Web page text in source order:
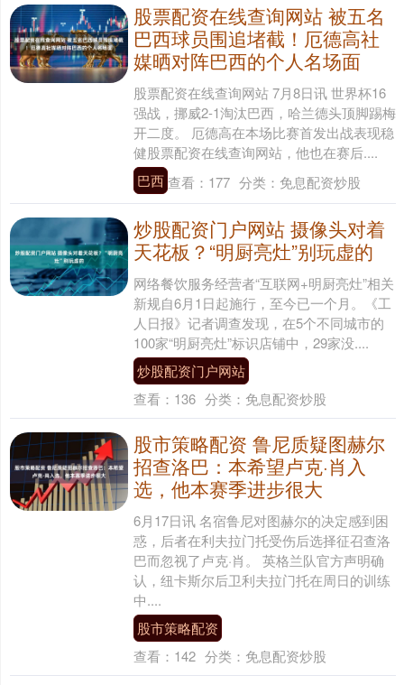
股票配资在线查询网站 被五名
巴西球员围追堵截！厄德高社
媒晒对阵巴西的个人名场面
股票配资在线查询网站 7月8日讯 世界杯16
强战，挪威2-1淘汰巴西，哈兰德头顶脚踢梅
开二度。 厄德高在本场比赛首发出战表现稳
健股票配资在线查询网站，他也在赛后....
巴西查看： 177 分类： 免息配资炒股
炒股配资门户网站 摄像头对着
天花板？“明厨亮灶”别玩虚的
网络餐饮服务经营者“互联网+明厨亮灶”相关
新规自6月1日起施行，至今已一个月。《工
人日报》记者调查发现，在5个不同城市的
100家“明厨亮灶”标识店铺中，29家没....
炒股配资门户网站
查看： 136 分类： 免息配资炒股
股市策略配资 鲁尼质疑图赫尔
招查洛巴：本希望卢克·肖入
选，他本赛季进步很大
6月17日讯 名宿鲁尼对图赫尔的决定感到困
惑，后者在利夫拉门托受伤后选择征召查洛
巴而忽视了卢克·肖。 英格兰队官方声明确
认，纽卡斯尔后卫利夫拉门托在周日的训练
中....
股市策略配资
查看： 142 分类： 免息配资炒股